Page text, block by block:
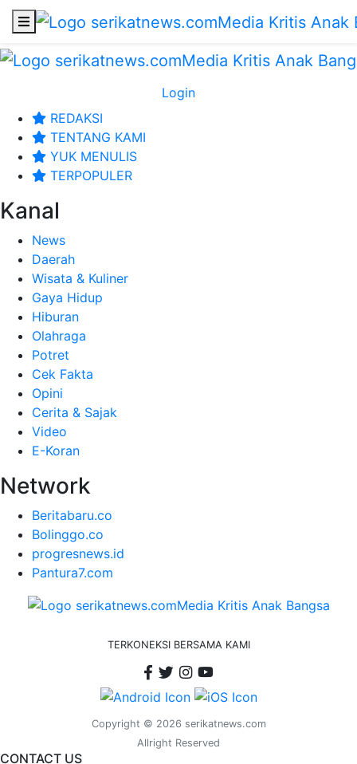
Login
REDAKSI
TENTANG KAMI
YUK MENULIS
TERPOPULER
Kanal
News
Daerah
Wisata & Kuliner
Gaya Hidup
Hiburan
Olahraga
Potret
Cek Fakta
Opini
Cerita & Sajak
Video
E-Koran
Network
Beritabaru.co
Bolinggo.co
progresnews.id
Pantura7.com
TERKONEKSI BERSAMA KAMI
Copyright © 2026 serikatnews.com
Allright Reserved
CONTACT US